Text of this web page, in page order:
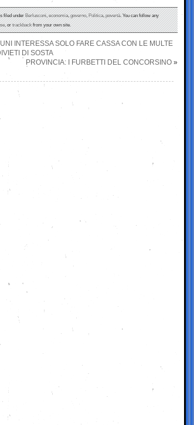
filed underBerlusconi,economia,governo,Politica,povertà. You can follow any
, ortrackbackfrom your own site.
INTERESSA SOLO FARE CASSA CON LE MULTE
DI SOSTA
PROVINCIA: I FURBETTI DEL CONCORSINO »